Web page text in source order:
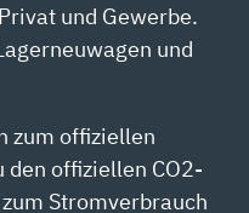
und Gewerbe.
und
zum offiziellen
offiziellen CO2-
Stromverbrauch